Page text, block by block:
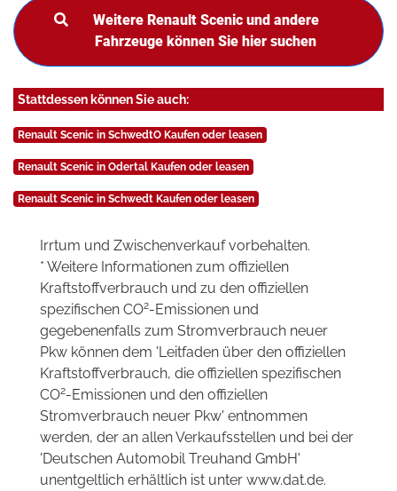
Weitere Renault Scenic und andere
Fahrzeuge können Sie hier suchen
Stattdessen können Sie auch:
Renault Scenic in SchwedtO Kaufen oder leasen
Renault Scenic in Odertal Kaufen oder leasen
Renault Scenic in Schwedt Kaufen oder leasen
Irrtum und Zwischenverkauf vorbehalten.
* Weitere Informationen zum offiziellen
Kraftstoffverbrauch und zu den offiziellen
spezifischen CO2-Emissionen und
gegebenenfalls zum Stromverbrauch neuer
Pkw können dem 'Leitfaden über den offiziellen
Kraftstoffverbrauch, die offiziellen spezifischen
CO2-Emissionen und den offiziellen
Stromverbrauch neuer Pkw' entnommen
werden, der an allen Verkaufsstellen und bei der
'Deutschen Automobil Treuhand GmbH'
unentgeltlich erhältlich ist unter www.dat.de.